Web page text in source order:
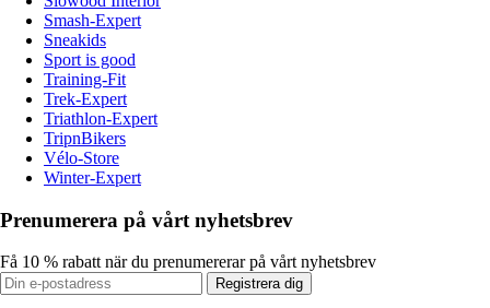
Smash-Expert
Sneakids
Sport is good
Training-Fit
Trek-Expert
Triathlon-Expert
TripnBikers
Vélo-Store
Winter-Expert
Prenumerera på vårt nyhetsbrev
Få 10 % rabatt när du prenumererar på vårt nyhetsbrev
Registrera dig